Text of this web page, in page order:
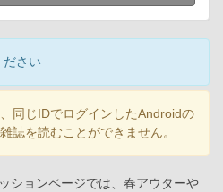
ださい
同じIDでログインしたAndroidの
誌を読むことができません。
ションページでは、春アウターや